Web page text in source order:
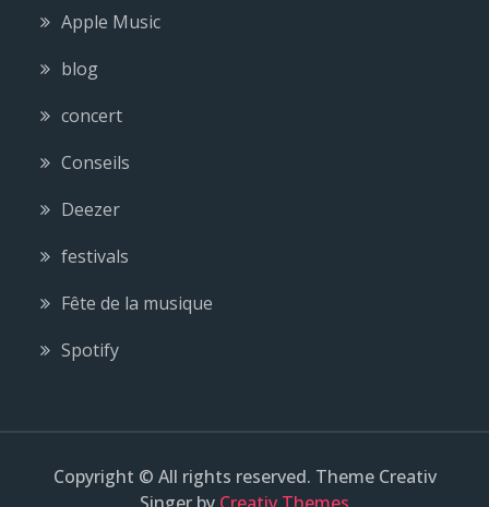
Apple Music
blog
concert
Conseils
Deezer
festivals
Fête de la musique
Spotify
Copyright © All rights reserved. Theme Creativ